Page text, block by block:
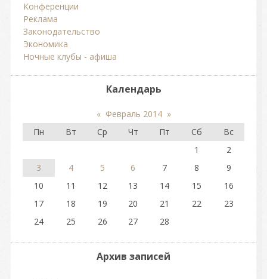
Конференции
Реклама
Законодательство
Экономика
Ночные клубы - афиша
Календарь
« Февраль 2014 »
Пн
Вт Ср Чт Пт Сб
Вс
1
2
3
4 5 6 7 8
9
10
11 12 13 14 15
16
17
18 19 20 21 22
23
24
25 26 27 28
Архив записей